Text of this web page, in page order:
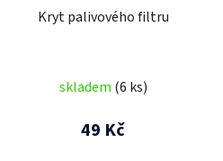
Kryt palivového filtru
skladem (6 ks)
49 Kč